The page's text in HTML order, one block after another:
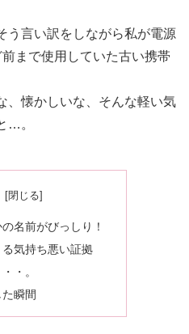
う言い訳をしながら私が電源
まで使用していた古い携帯
、懐かしいな、そんな軽い気
…。
名前がびっしり！
気持ち悪い証拠
・。
瞬間